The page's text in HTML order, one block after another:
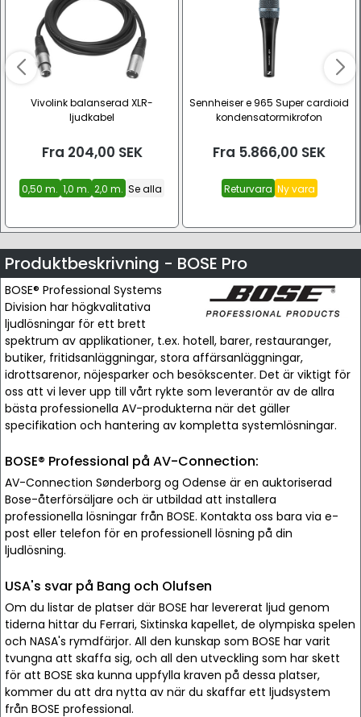
Vivolink balanserad XLR-
ljudkabel
Fra 204,00 SEK
0,50 m. 1,0 m. 2,0 m. Se alla
Sennheiser e 965 Super cardioid
kondensatormikrofon
Fra 5.866,00 SEK
Returvara Ny vara
Produktbeskrivning - BOSE Pro
BOSE® Professional Systems
Division har högkvalitativa
ljudlösningar för ett brett
spektrum av applikationer, t.ex. hotell, barer, restauranger,
butiker, fritidsanläggningar, stora affärsanläggningar,
idrottsarenor, nöjesparker och besökscenter. Det är viktigt för
oss att vi lever upp till vårt rykte som leverantör av de allra
bästa professionella AV-produkterna när det gäller
specifikation och hantering av kompletta systemlösningar.
BOSE® Professional på AV-Connection:
AV-Connection Sønderborg og Odense är en auktoriserad
Bose-återförsäljare och är utbildad att installera
professionella lösningar från BOSE. Kontakta oss bara via e-
post eller telefon för en professionell lösning på din
ljudlösning.
USA's svar på Bang och Olufsen
Om du listar de platser där BOSE har levererat ljud genom
tiderna hittar du Ferrari, Sixtinska kapellet, de olympiska spelen
och NASA's rymdfärjor. All den kunskap som BOSE har varit
tvungna att skaffa sig, och all den utveckling som har skett
för att BOSE ska kunna uppfylla kraven på dessa platser,
kommer du att dra nytta av när du skaffar ett ljudsystem
från BOSE professional.